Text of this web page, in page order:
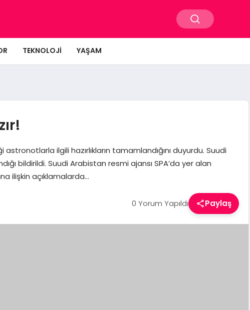
TEKNOLOJI YAŞAM
ilgili hazırlıkların tamamlandığını duyurdu. Suudi
bildirildi. Suudi Arabistan resmi ajansı SPA’da yer alan
ilişkin açıklamalarda…
0 Yorum Yapıldı Paylaş